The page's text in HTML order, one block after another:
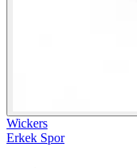
Wickers
Erkek Spor